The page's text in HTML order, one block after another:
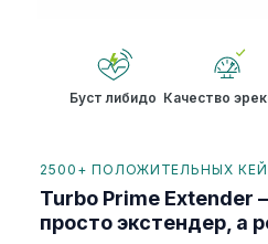
Буст либидо Качество
2500+ ПОЛОЖИТЕЛЬНЫХ
Turbo Prime Extender
просто экстендер, а